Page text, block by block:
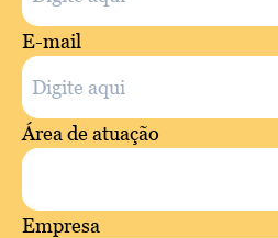
E-mail
Área de atuação
Empresa